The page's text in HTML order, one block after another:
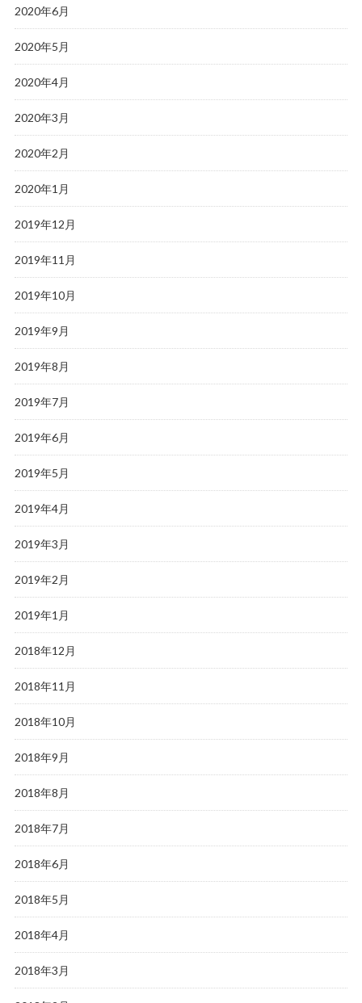
2020年6月
2020年5月
2020年4月
2020年3月
2020年2月
2020年1月
2019年12月
2019年11月
2019年10月
2019年9月
2019年8月
2019年7月
2019年6月
2019年5月
2019年4月
2019年3月
2019年2月
2019年1月
2018年12月
2018年11月
2018年10月
2018年9月
2018年8月
2018年7月
2018年6月
2018年5月
2018年4月
2018年3月